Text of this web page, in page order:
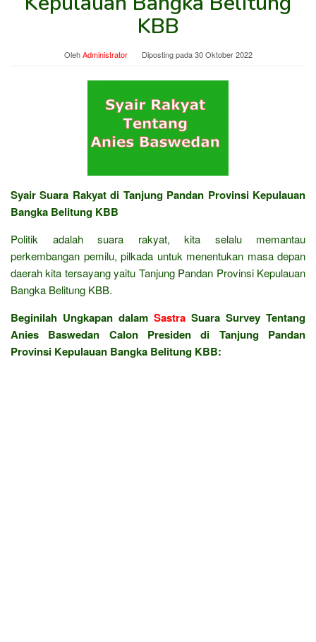
KBB
OlehAdministrator Diposting pada30 Oktober 2022
Syair Suara Rakyat di Tanjung Pandan Provinsi Kepulauan
Bangka Belitung KBB
Politik adalah suara rakyat, kita selalu memantau
perkembangan pemilu, pilkada untuk menentukan masa depan
daerah kita tersayang yaitu Tanjung Pandan Provinsi Kepulauan
Bangka Belitung KBB.
Beginilah Ungkapan dalam Sastra Suara Survey Tentang
Anies Baswedan Calon Presiden di Tanjung Pandan
Provinsi Kepulauan Bangka Belitung KBB: